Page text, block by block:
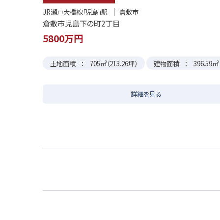
JR瀬戸大橋線「児島」駅
倉敷市
倉敷市児島下の町2丁目
5800
土地面積 705㎡（213.26坪） 建物面積 396.59㎡
詳細を見る